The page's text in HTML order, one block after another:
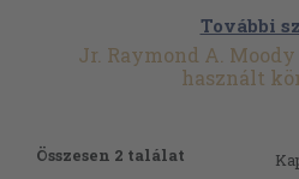
További
Jr. Raymond A.
használt
Összesen 2 találat